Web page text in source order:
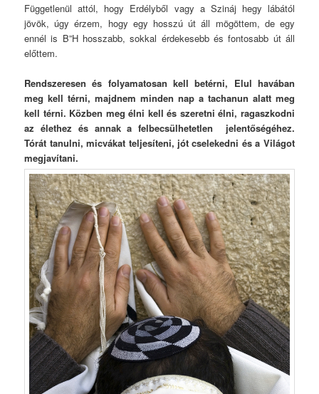
Függetlenül attól, hogy Erdélyből vagy a Szináj hegy lábától
jövök, úgy érzem, hogy egy hosszú út áll mögöttem, de egy
ennél is B”H hosszabb, sokkal érdekesebb és fontosabb út áll
előttem.
Rendszeresen és folyamatosan kell betérni, Elul havában
meg kell térni, majdnem minden nap a tachanun alatt meg
kell térni. Közben meg élni kell és szeretni élni, ragaszkodni
az élethez és annak a felbecsülhetetlen jelentőségéhez.
Tórát tanulni, micvákat teljesíteni, jót cselekedni és a Világot
megjavítani.